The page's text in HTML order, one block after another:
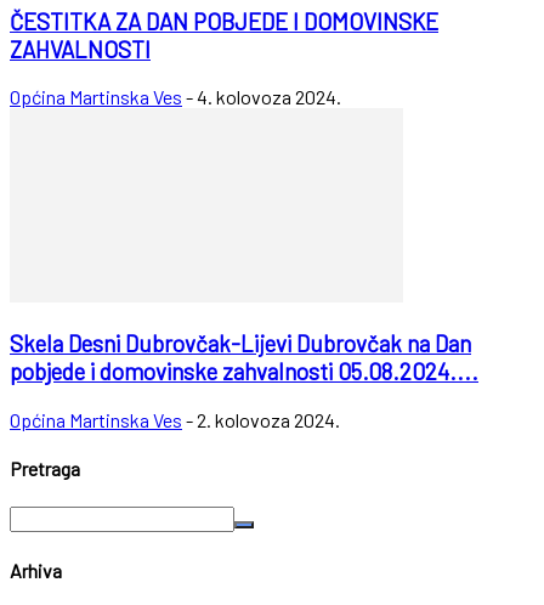
ČESTITKA ZA DAN POBJEDE I DOMOVINSKE
ZAHVALNOSTI
Općina Martinska Ves -4. kolovoza 2024.
Skela Desni Dubrovčak-Lijevi Dubrovčak na Dan
pobjede i domovinske zahvalnosti 05.08.2024....
Općina Martinska Ves -2. kolovoza 2024.
Pretraga
Arhiva